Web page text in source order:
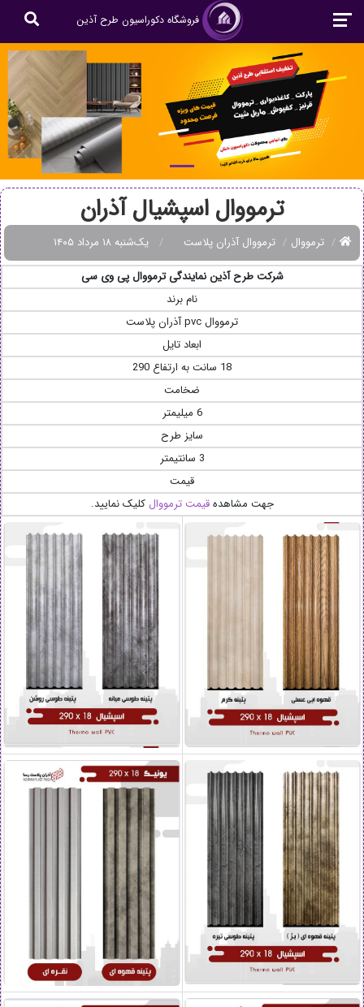
فروشگاه دکوراسیون طرح آذین
ترمووال اسپشیال آذران
ترمووال ترمووال آذران پلاست
یک‌شنبه ۱۸ مرداد ۱۴۰۵
شرکت طرح آذین نمایندگی ترمووال پی وی سی
نام برند
ترمووال pvc آذران پلاست
ابعاد تایل
18 سانت به ارتفاع 290
ضخامت
6 میلیمتر
سایز طرح
3 سانتیمتر
قیمت
جهت مشاهدهقیمت ترمووال کلیک نمایید.